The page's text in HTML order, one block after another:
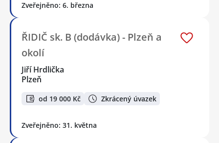
Zveřejněno: 6. března
ŘIDIČ sk. B (dodávka) - Plzeň a
okolí
Jiří Hrdlička
Plzeň
od 19 000 Kč Zkrácený úvazek
Zveřejněno: 31. května